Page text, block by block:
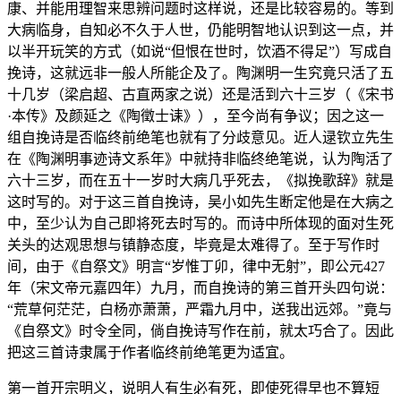
康、并能用理智来思辨问题时这样说，还是比较容易的。等到
大病临身，自知必不久于人世，仍能明智地认识到这一点，并
以半开玩笑的方式（如说“但恨在世时，饮酒不得足”）写成自
挽诗，这就远非一般人所能企及了。陶渊明一生究竟只活了五
十几岁（梁启超、古直两家之说）还是活到六十三岁（《宋书
·本传》及颜延之《陶徵士诔》），至今尚有争议；因之这一
组自挽诗是否临终前绝笔也就有了分歧意见。近人逯钦立先生
在《陶渊明事迹诗文系年》中就持非临终绝笔说，认为陶活了
六十三岁，而在五十一岁时大病几乎死去，《拟挽歌辞》就是
这时写的。对于这三首自挽诗，吴小如先生断定他是在大病之
中，至少认为自己即将死去时写的。而诗中所体现的面对生死
关头的达观思想与镇静态度，毕竟是太难得了。至于写作时
间，由于《自祭文》明言“岁惟丁卯，律中无射”，即公元427
年（宋文帝元嘉四年）九月，而自挽诗的第三首开头四句说：
“荒草何茫茫，白杨亦萧萧，严霜九月中，送我出远郊。”竟与
《自祭文》时令全同，倘自挽诗写作在前，就太巧合了。因此
把这三首诗隶属于作者临终前绝笔更为适宜。
第一首开宗明义，说明人有生必有死，即使死得早也不算短